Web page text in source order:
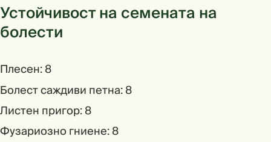
Устойчивост на семената на
болести
Плесен: 8
Болест саждиви петна: 8
Листен пригор: 8
Фузариозно гниене: 8